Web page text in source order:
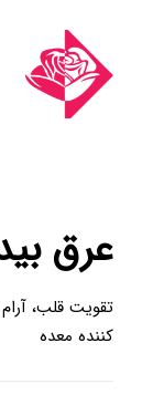
عرق
تقویت قلب،
کننده معده